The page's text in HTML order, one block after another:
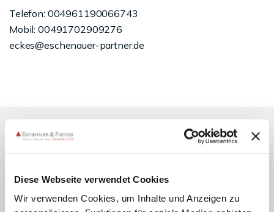
Diese Webseite verwendet Cookies
Wir verwenden Cookies, um Inhalte und Anzeigen zu
Telefon: 004961190066743
Mobil: 00491702909276
eckes@eschenauer-partner.de
Energieausweis (Bedarfsausweis)